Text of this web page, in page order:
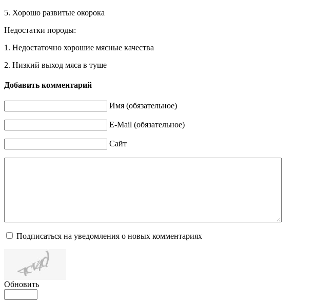
5. Хорошо развитые окорока
Недостатки породы:
1. Недостаточно хорошие мясные качества
2. Низкий выход мяса в туше
Добавить комментарий
Имя (обязательное)
E-Mail (обязательное)
Сайт
Подписаться на уведомления о новых комментариях
Обновить